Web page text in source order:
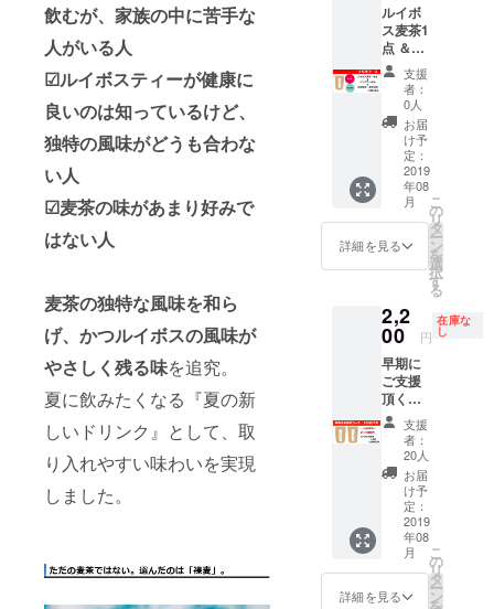
飲むが、家族の中に苦手な
人がいる人
☑ルイボスティーが健康に
良いのは知っているけど、
独特の風味がどうも合わな
い人
☑麦茶の味があまり好みで
はない人
麦茶の独特な風味を和ら
げ、かつルイボスの風味が
やさしく残る味を追究。
夏に飲みたくなる『夏の新
しいドリンク』として、取
り入れやすい味わいを実現
しました。
ルイボ
ス麦茶1
点 ＆サ
ンクス
レター
＆活動
報告・
特別な
ご案内
のご提
キャン
プファ
イヤー
内に
て、対
支援者
様に限
定公開
にて、
今後1年
間活動
のご報
告及
び、特
別なご
案内な
どを記
載致し
ます
支援
者：
0人
お届
け予
定：
2019
年08
月
詳細を見る
こ
の
リ
タ
ー
ン
を
選
択
す
る
2,2
00 円
在庫な
し
早期に
ご支援
頂く方
向け
に、感
謝を込
めて最
大限お
安くし
た価格
にてご
提供致
しま
す！ ル
支援
者：
20人
お届
け予
定：
2019
年08
月
詳細を見る
こ
の
リ
タ
ー
ン
を